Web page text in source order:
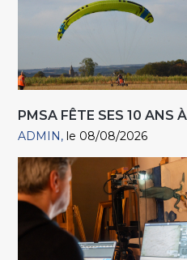
PMSA FÊTE SES 10 ANS
ADMIN le 08/08/2026